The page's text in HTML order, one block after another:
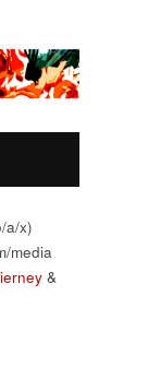
a/x)
media
&